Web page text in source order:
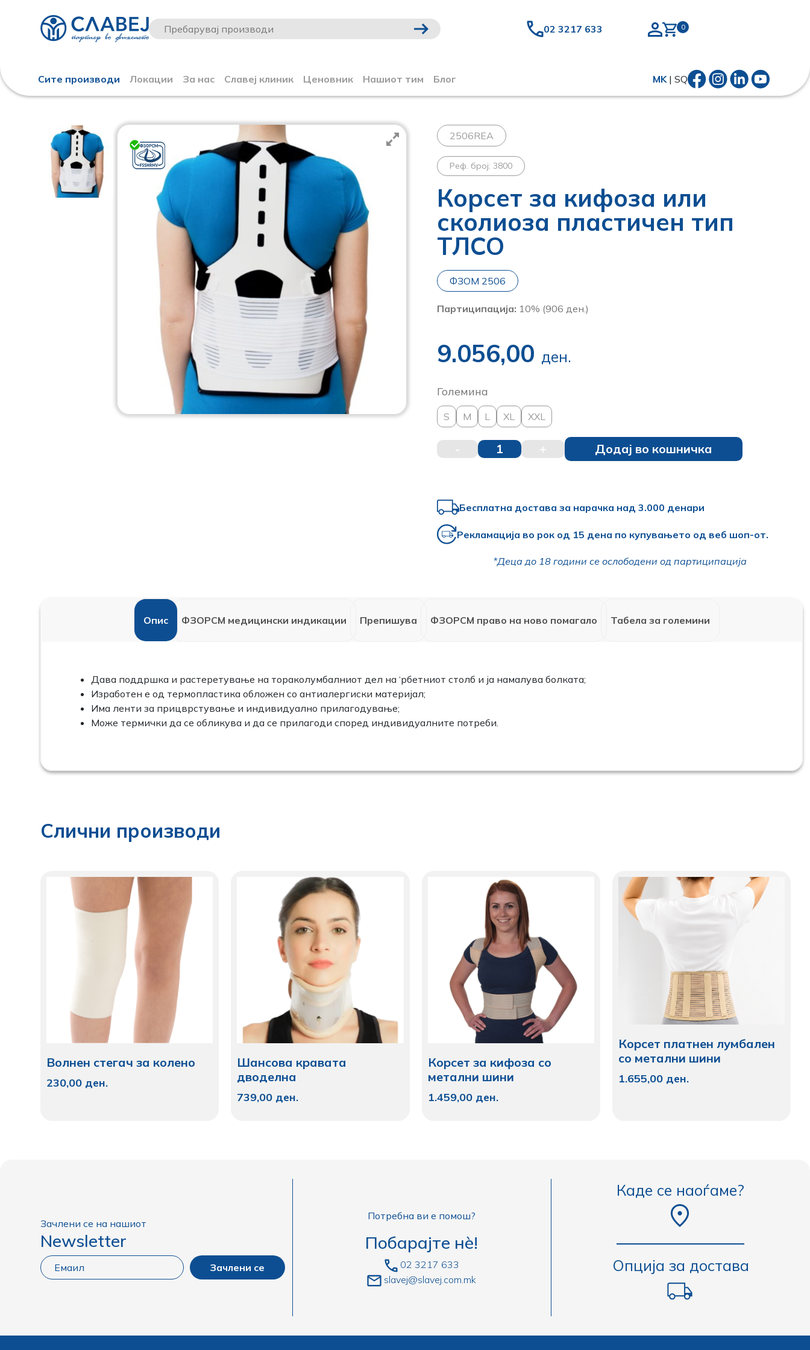
02 3217 633
Сите производи Локации За нас Славеј клиник Ценовник Нашиот тим Блог MK| SQ
2506REA
Реф. број: 3800
Корсет за кифоза или
сколиоза пластичен тип
ТЛСО
ФЗОМ 2506
Партиципација: 10% (906 ден.)
9.056,00 ден.
Големина
S M L XL XXL
- 1 + Додај во кошничка
Бесплатна достава за нарачка над 3.000 денари
Рекламација во рок од 15 дена по купувањето од веб шоп-от.
*Деца до 18 години се ослободени од партиципација
Опис ФЗОРСМ медицински индикации Препишува ФЗОРСМ право на ново помагало Табела за големини
Дава поддршка и растеретување на тораколумбалниот дел на ‘рбетниот столб и ја намалува болката;
Изработен е од термопластика обложен со антиалергиски материјал;
Има ленти за прицврстување и индивидуално прилагодување;
Може термички да се обликува и да се прилагоди според индивидуалните потреби.
Слични производи
Волнен стегач за колено
230,00 ден.
Шансова кравата
дводелна
739,00 ден.
Корсет за кифоза со
метални шини
1.459,00 ден.
Корсет платнен лумбален
со метални шини
1.655,00 ден.
Зачлени се на нашиот
Newsletter
Зачлени се
Потребна ви е помош?
Побарајте нè!
02 3217 633
slavej@slavej.com.mk
Каде се наоѓаме?
Опција за достава